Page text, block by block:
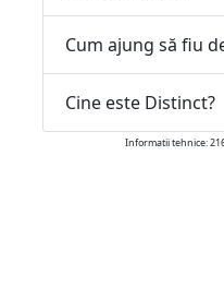
Cum ajung să fiu
Cine este Distinct?
Informatii tehnice: